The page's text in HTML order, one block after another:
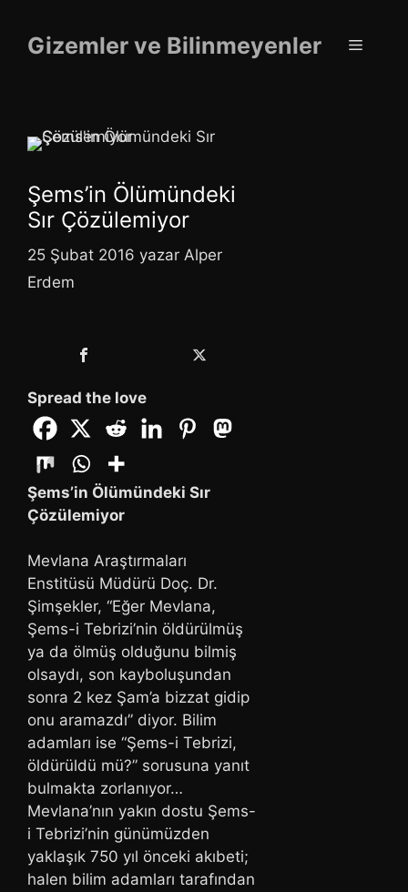
Gizemler ve Bilinmeyenler Menü
Şems’in Ölümündeki
Sır Çözülemiyor
25 Şubat 2016 yazar Alper
Erdem
Spread the love
Şems’in Ölümündeki Sır
Çözülemiyor
Mevlana Araştırmaları
Enstitüsü Müdürü Doç. Dr.
Şimşekler, “Eğer Mevlana,
Şems-i Tebrizi’nin öldürülmüş
ya da ölmüş olduğunu bilmiş
olsaydı, son kayboluşundan
sonra 2 kez Şam’a bizzat gidip
onu aramazdı” diyor. Bilim
adamları ise “Şems-i Tebrizi,
öldürüldü mü?” sorusuna yanıt
bulmakta zorlanıyor…
Mevlana’nın yakın dostu Şems-
i Tebrizi’nin günümüzden
yaklaşık 750 yıl önceki akıbeti;
halen bilim adamları tarafından